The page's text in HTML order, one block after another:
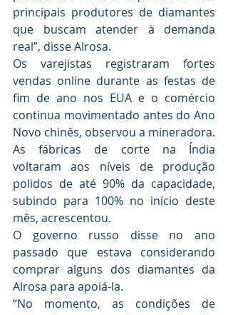
principais produtores de diamantes
que buscam atender à demanda
real”, disse Alrosa.
Os varejistas registraram fortes
vendas online durante as festas de
fim de ano nos EUA e o comércio
continua movimentado antes do Ano
Novo chinês, observou a mineradora.
As fábricas de corte na Índia
voltaram aos níveis de produção
polidos de até 90% da capacidade,
subindo para 100% no início deste
mês, acrescentou.
O governo russo disse no ano
passado que estava considerando
comprar alguns dos diamantes da
Alrosa para apoiá-la.
“No momento, as condições de